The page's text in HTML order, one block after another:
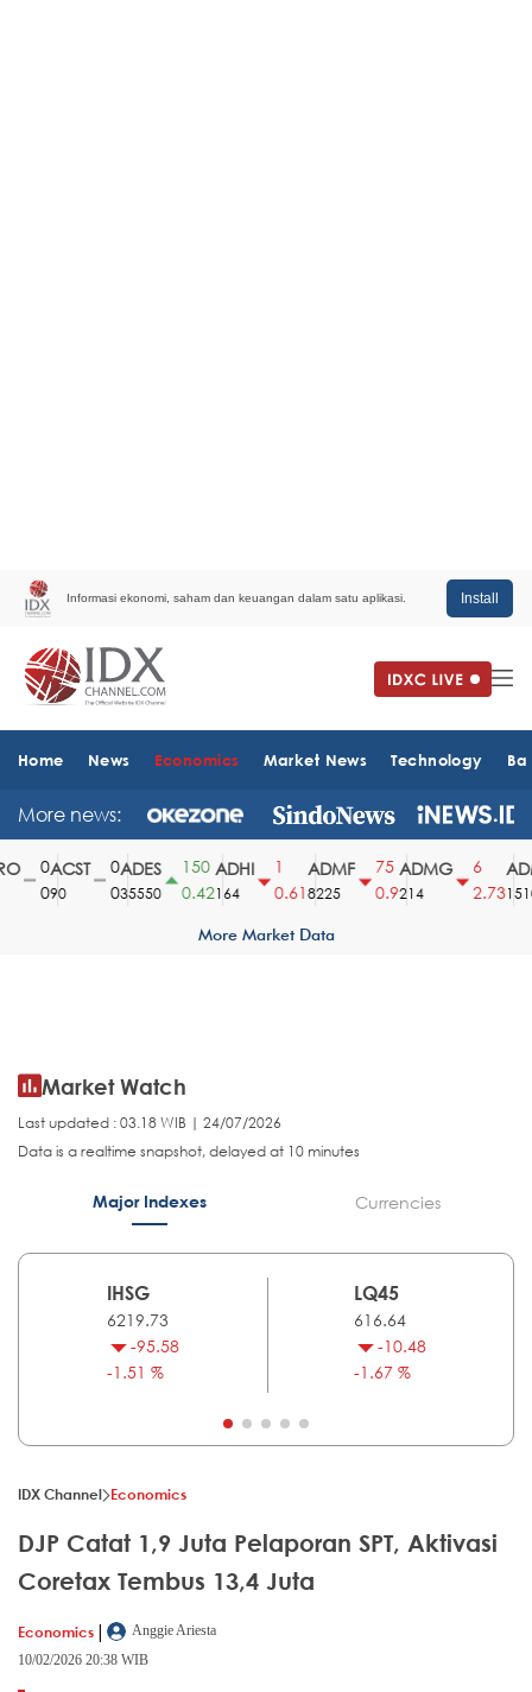
Informasi ekonomi, saham dan keuangan dalam satu aplikasi. Install
Home News Economics Market News Technology
More news:
ACST
90
ADES
35550
150
0.42
ADHI
164
0.61
ADMF
8225
75
0.9
ADMG
214
2.731510
More Market Data
Market Watch
Last updated : 03.18 WIB | 24/07/2026
Data is a realtime snapshot, delayed at 10 minutes
Major Indexes Currencies
IHSG
6219.73
-95.58
-1.51 %
LQ45
616.64
-10.48
-1.67 %
IDX Channel Economics
DJP Catat 1,9 Juta Pelaporan SPT, Aktivasi
Coretax Tembus 13,4 Juta
Economics |
Anggie Ariesta
10/02/2026 20:38 WIB